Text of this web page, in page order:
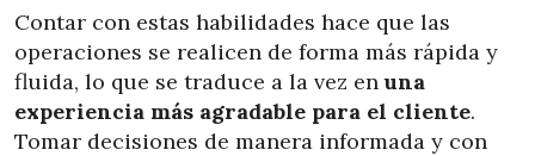
Contar con estas habilidades hace que las
operaciones se realicen de forma más rápida y
fluida, lo que se traduce a la vez enuna
experiencia más agradable para el cliente.
Tomar decisiones de manera informada y con